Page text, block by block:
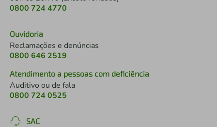
0800 724 4770
Ouvidoria
Reclamações e denúncias
0800 646 2519
Atendimento a pessoas com deficiência
Auditivo ou de fala
0800 724 0525
SAC